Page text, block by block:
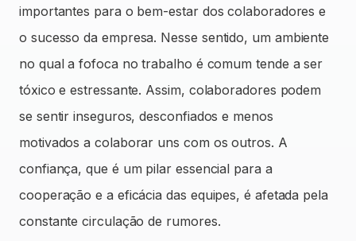
importantes para o bem-estar dos colaboradores e
o sucesso da empresa. Nesse sentido, um ambiente
no qual a fofoca no trabalho é comum tende a ser
tóxico e estressante. Assim, colaboradores podem
se sentir inseguros, desconfiados e menos
motivados a colaborar uns com os outros. A
confiança, que é um pilar essencial para a
cooperação e a eficácia das equipes, é afetada pela
constante circulação de rumores.